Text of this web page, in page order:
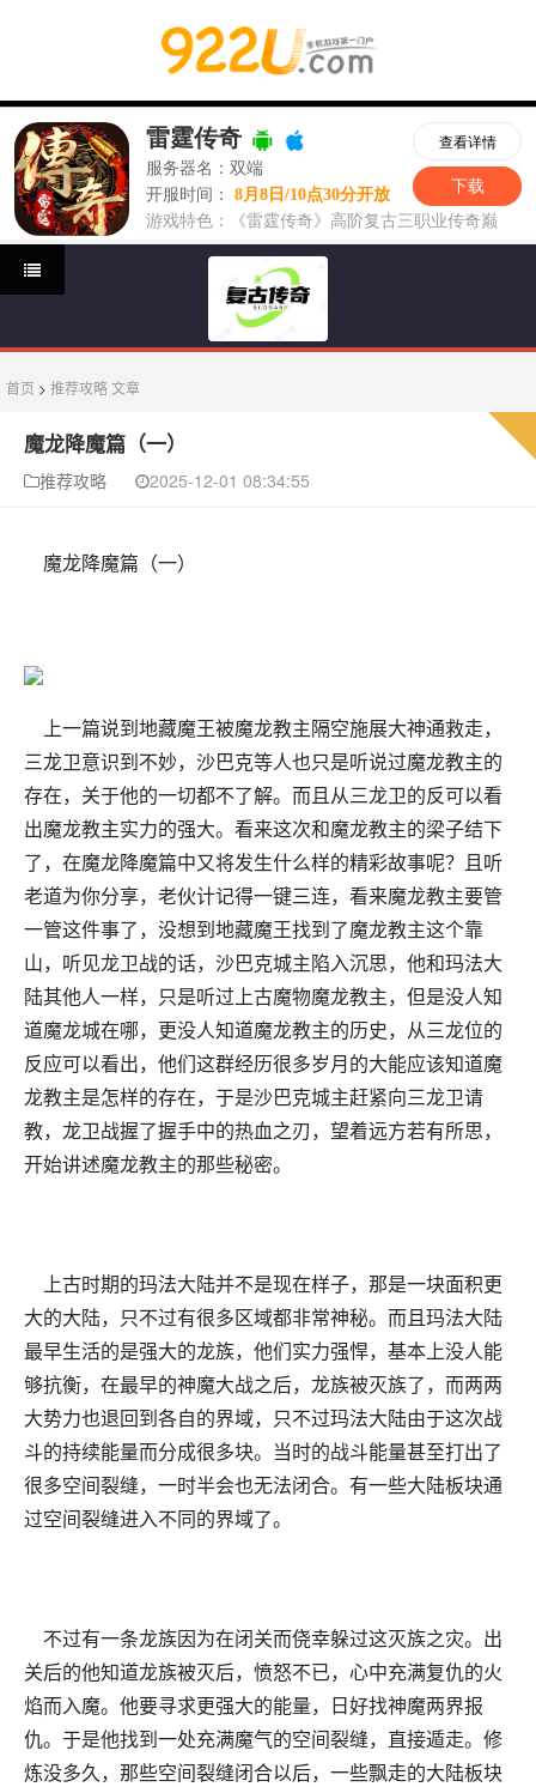
首页 > 推荐攻略文章
魔龙降魔篇（一）
推荐攻略 2025-12-01 08:34:55
魔龙降魔篇（一）
上一篇说到地藏魔王被魔龙教主隔空施展大神通救走，
三龙卫意识到不妙，沙巴克等人也只是听说过魔龙教主的
存在，关于他的一切都不了解。而且从三龙卫的反可以看
出魔龙教主实力的强大。看来这次和魔龙教主的梁子结下
了，在魔龙降魔篇中又将发生什么样的精彩故事呢？且听
老道为你分享，老伙计记得一键三连，看来魔龙教主要管
一管这件事了，没想到地藏魔王找到了魔龙教主这个靠
山，听见龙卫战的话，沙巴克城主陷入沉思，他和玛法大
陆其他人一样，只是听过上古魔物魔龙教主，但是没人知
道魔龙城在哪，更没人知道魔龙教主的历史，从三龙位的
反应可以看出，他们这群经历很多岁月的大能应该知道魔
龙教主是怎样的存在，于是沙巴克城主赶紧向三龙卫请
教，龙卫战握了握手中的热血之刃，望着远方若有所思，
开始讲述魔龙教主的那些秘密。
上古时期的玛法大陆并不是现在样子，那是一块面积更
大的大陆，只不过有很多区域都非常神秘。而且玛法大陆
最早生活的是强大的龙族，他们实力强悍，基本上没人能
够抗衡，在最早的神魔大战之后，龙族被灭族了，而两两
大势力也退回到各自的界域，只不过玛法大陆由于这次战
斗的持续能量而分成很多块。当时的战斗能量甚至打出了
很多空间裂缝，一时半会也无法闭合。有一些大陆板块通
过空间裂缝进入不同的界域了。
不过有一条龙族因为在闭关而侥幸躲过这灭族之灾。出
关后的他知道龙族被灭后，愤怒不已，心中充满复仇的火
焰而入魔。他要寻求更强大的能量，日好找神魔两界报
仇。于是他找到一处充满魔气的空间裂缝，直接遁走。修
炼没多久，那些空间裂缝闭合以后，一些飘走的大陆板块